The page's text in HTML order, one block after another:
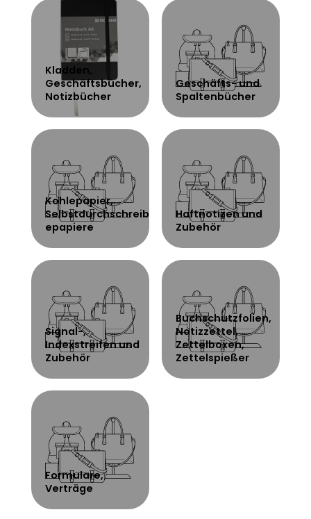
Kladden,
Geschäftsbücher,
Notizbücher
Geschäfts- und
Spaltenbücher
Kohlepapier,
Selbstdurchschreib
epapiere
Haftnotizen und
Zubehör
Signal-,
Indexstreifen und
Zubehör
Buchschutzfolien,
Notizzettel,
Zettelboxen,
Zettelspießer
Formulare,
Verträge